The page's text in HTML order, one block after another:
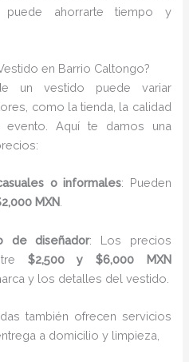
puede ahorrarte tiempo y
en Barrio Caltongo?
un vestido puede variar
como la tienda, la calidad
Aquí te damos una
o informales: Pueden
MXN.
de diseñador: Los precios
$2,500 y $6,000 MXN
y los detalles del vestido.
también ofrecen servicios
a domicilio y limpieza,